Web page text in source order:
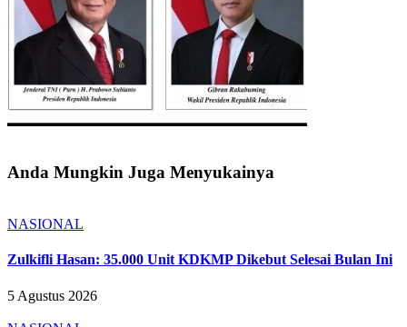
Anda Mungkin Juga Menyukainya
NASIONAL
Zulkifli Hasan: 35.000 Unit KDKMP Dikebut Selesai Bulan Ini
5 Agustus 2026